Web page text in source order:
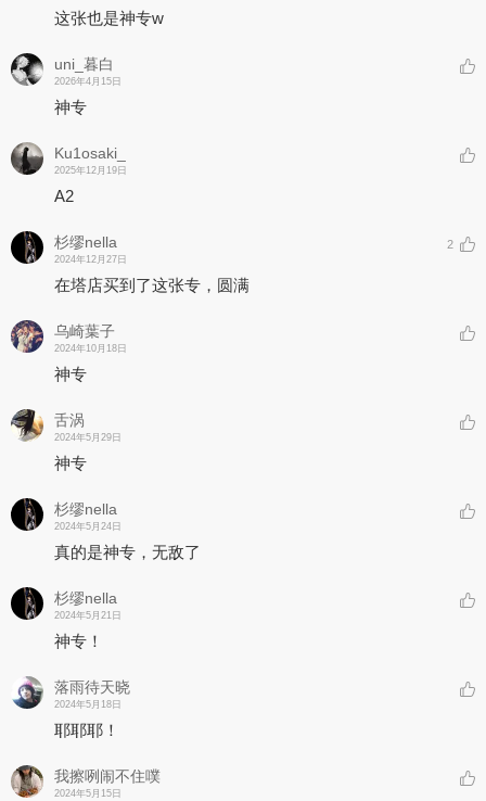
这张也是神专w
uni_暮白
2026年4月15日
神专
Ku1osaki_
2025年12月19日
A2
杉缪nella
2024年12月27日
2
在塔店买到了这张专，圆满
乌崎葉子
2024年10月18日
神专
舌涡
2024年5月29日
神专
杉缪nella
2024年5月24日
真的是神专，无敌了
杉缪nella
2024年5月21日
神专！
落雨待天晓
2024年5月18日
耶耶耶！
我擦咧闹不住噗
2024年5月15日